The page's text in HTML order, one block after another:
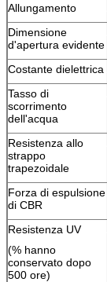
Allungamento
Dimensione
d'apertura evidente
Costante dielettrica
Tasso di
scorrimento
dell'acqua
Resistenza allo
strappo
trapezoidale
Forza di espulsione
di CBR
Resistenza UV
(% hanno
conservato dopo
500 ore)